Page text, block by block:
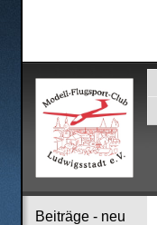
Beiträge - neu